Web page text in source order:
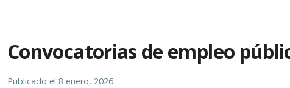
Convocatorias de empleo
Publicado el 8 enero, 2026